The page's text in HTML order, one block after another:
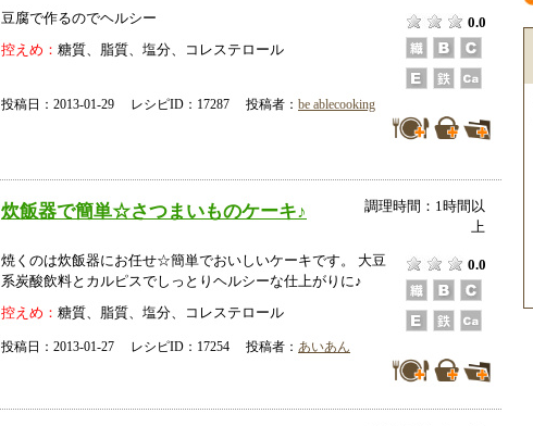
豆腐で作るのでヘルシー
0.0
控えめ： 糖質、脂質、塩分、コレステロール
投稿日：2013-01-29 レシピID：17287 投稿者： be ablecooking
炊飯器で簡単☆さつまいものケーキ♪
調理時間：1時間以
上
焼くのは炊飯器にお任せ☆簡単でおいしいケーキです。 大豆
系炭酸飲料とカルピスでしっとりヘルシーな仕上がりに♪
0.0
控えめ： 糖質、脂質、塩分、コレステロール
投稿日：2013-01-27 レシピID：17254 投稿者： あいあん